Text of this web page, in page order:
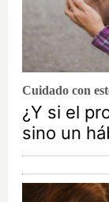
Cuidado con
¿Y si el
sino un